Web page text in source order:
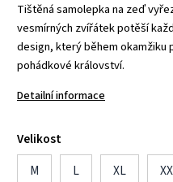
Tištěná samolepka na zeď
vesmírných zvířátek potěší
design, který během
pohádkové království.
Detailní informace
Velikost
M
L XL